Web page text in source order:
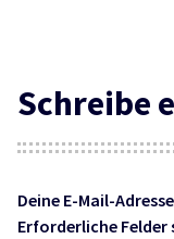
Schreibe
Deine E-Mail-
Erforderliche Felder